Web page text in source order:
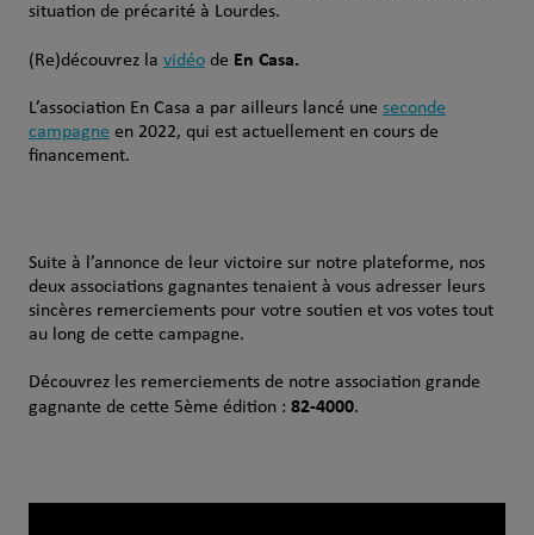
situation de précarité à Lourdes.
(Re)découvrez la vidéode En Casa.
L’association En Casa a par ailleurs lancé une seconde
campagne en 2022, qui est actuellement en cours de
financement.
Suite à l’annonce de leur victoire sur notre plateforme, nos
deux associations gagnantes tenaient à vous adresser leurs
sincères remerciements pour votre soutien et vos votes tout
au long de cette campagne.
Découvrez les remerciements de notre association grande
gagnante de cette 5ème édition : 82-4000.